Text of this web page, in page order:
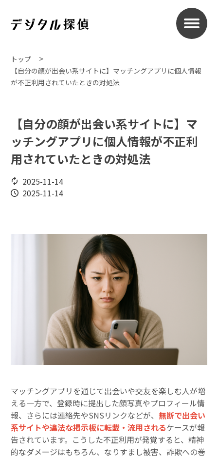
トップ
【自分の顔が出会い系サイトに】マッチングアプリに個人情報
が不正利用されていたときの対処法
【自分の顔が出会い系サイトに】マ
ッチングアプリに個人情報が不正利
用されていたときの対処法
2025-11-14
2025-11-14
マッチングアプリを通じて出会いや交友を楽しむ人が増
える一方で、登録時に提出した顔写真やプロフィール情
報、さらには連絡先やSNSリンクなどが、無断で出会い
系サイトや違法な掲示板に転載・流用されるケースが報
告されています。こうした不正利用が発覚すると、精神
的なダメージはもちろん、なりすまし被害、詐欺への巻